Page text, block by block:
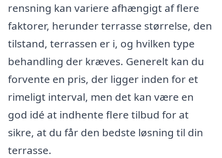
rensning kan variere afhængigt af flere
faktorer, herunder terrasse størrelse, den
tilstand, terrassen er i, og hvilken type
behandling der kræves. Generelt kan du
forvente en pris, der ligger inden for et
rimeligt interval, men det kan være en
god idé at indhente flere tilbud for at
sikre, at du får den bedste løsning til din
terrasse.